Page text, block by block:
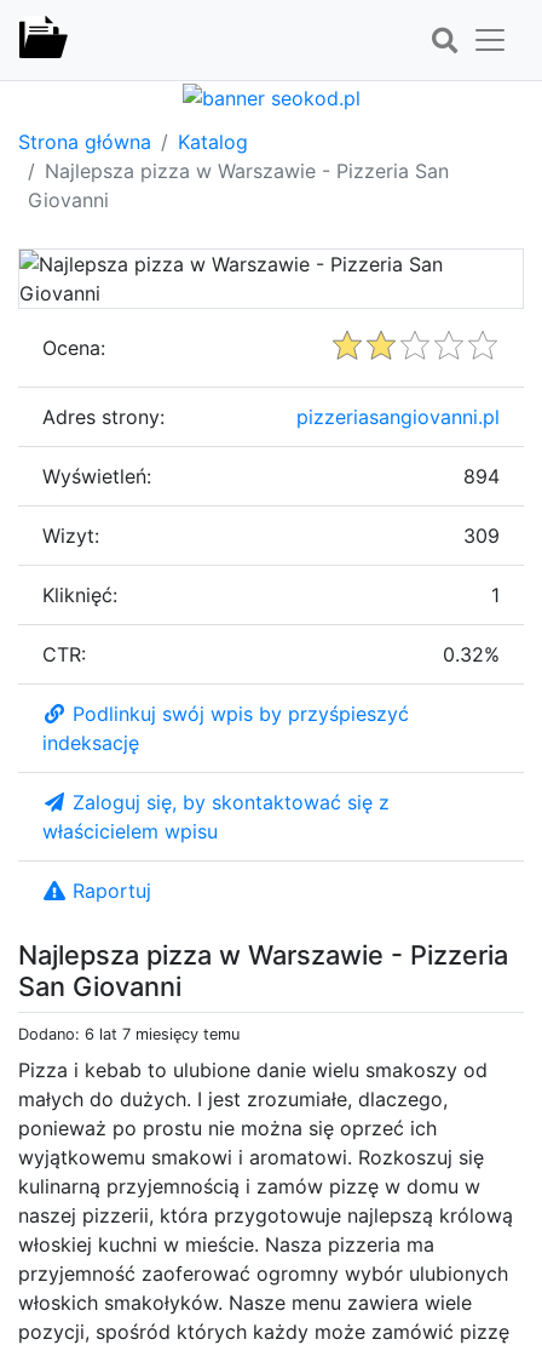
Strona główna
Katalog
Najlepsza pizza w Warszawie - Pizzeria San
Giovanni
Najlepsza pizza w Warszawie - Pizzeria
San Giovanni
Dodano: 6 lat 7 miesięcy temu
Pizza i kebab to ulubione danie wielu smakoszy od
małych do dużych. I jest zrozumiałe, dlaczego,
ponieważ po prostu nie można się oprzeć ich
wyjątkowemu smakowi i aromatowi. Rozkoszuj się
kulinarną przyjemnością i zamów pizzę w domu w
naszej pizzerii, która przygotowuje najlepszą królową
włoskiej kuchni w mieście. Nasza pizzeria ma
przyjemność zaoferować ogromny wybór ulubionych
włoskich smakołyków. Nasze menu zawiera wiele
pozycji, spośród których każdy może zamówić pizzę
Ocena:
Adres strony: pizzeriasangiovanni.pl
Wyświetleń: 894
Wizyt: 309
Kliknięć: 1
CTR: 0.32%
Podlinkuj swój wpis by przyśpieszyć
indeksację
Zaloguj się, by skontaktować się z
właścicielem wpisu
Raportuj